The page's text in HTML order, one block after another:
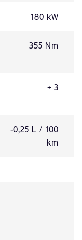
180 kW
355 Nm
+ 3
-0,25 L / 100
km